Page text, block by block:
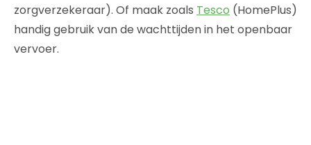
zorgverzekeraar). Of maak zoals Tesco (HomePlus)
handig gebruik van de wachttijden in het openbaar
vervoer.